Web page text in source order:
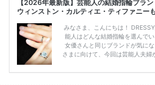
【2026年最新版】芸能人の結婚指輪ブラ
ウィンストン・カルティエ・ティファニー
みなさま、こんにちは！
能人はどんな結婚指輪を選んで
女優さんと同じブランドが気に
さまに向けて、今回は芸能人夫婦
ーウィンストンやカルティエ、テ